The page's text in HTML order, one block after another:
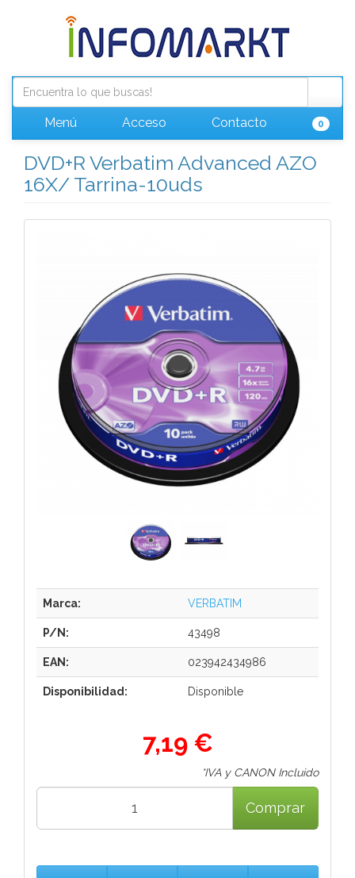
Menú Acceso Contacto 0
DVD+R Verbatim Advanced AZO
16X/ Tarrina-10uds
Marca: VERBATIM
P/N: 43498
EAN: 023942434986
Disponibilidad: Disponible
7,19 €
*IVA y CANON Incluido
Comprar